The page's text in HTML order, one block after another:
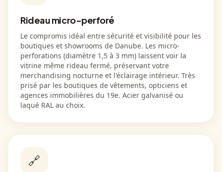
Rideau micro-perforé
Le compromis idéal entre sécurité et visibilité pour les
boutiques et showrooms de Danube. Les micro-
perforations (diamètre 1,5 à 3 mm) laissent voir la
vitrine même rideau fermé, préservant votre
merchandising nocturne et l'éclairage intérieur. Très
prisé par les boutiques de vêtements, opticiens et
agences immobilières du 19e. Acier galvanisé ou
laqué RAL au choix.
🔗